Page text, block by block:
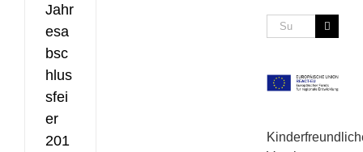
Jahr
esa
bsc
hlus
sfei
er
201
Suche
nach: